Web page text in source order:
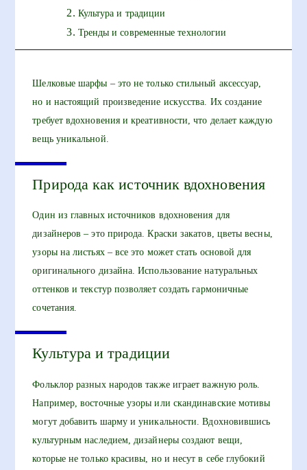
Культура и традиции
Тренды и современные технологии
Шелковые шарфы – это не только стильный аксессуар,
но и настоящий произведение искусства. Их создание
требует вдохновения и креативности, что делает каждую
вещь уникальной.
Природа как источник вдохновения
Один из главных источников вдохновения для
дизайнеров – это природа. Краски закатов, цветы весны,
узоры на листьях – все это может стать основой для
оригинального дизайна. Использование натуральных
оттенков и текстур позволяет создать гармоничные
сочетания.
Культура и традиции
Фольклор разных народов также играет важную роль.
Например, восточные узоры или скандинавские мотивы
могут добавить шарму и уникальности. Вдохновившись
культурным наследием, дизайнеры создают вещи,
которые не только красивы, но и несут в себе глубокий